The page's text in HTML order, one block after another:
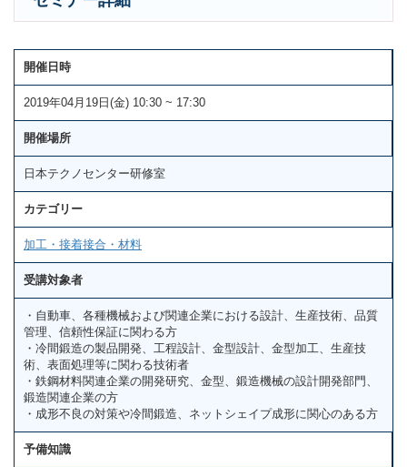
開催日時
2019年04月19日(金) 10:30 ~ 17:30
開催場所
日本テクノセンター研修室
カテゴリー
加工・接着接合・材料
受講対象者
・自動車、各種機械および関連企業における設計、生産技術、品質
管理、信頼性保証に関わる方
・冷間鍛造の製品開発、工程設計、金型設計、金型加工、生産技
術、表面処理等に関わる技術者
・鉄鋼材料関連企業の開発研究、金型、鍛造機械の設計開発部門、
鍛造関連企業の方
・成形不良の対策や冷間鍛造、ネットシェイプ成形に関心のある方
予備知識